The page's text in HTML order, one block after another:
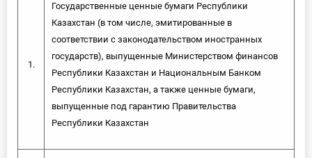
1.
Государственные ценные бумаги Республики
Казахстан (в том числе, эмитированные в
соответствии с законодательством иностранных
государств), выпущенные Министерством финансов
Республики Казахстан и Национальным Банком
Республики Казахстан, а также ценные бумаги,
выпущенные под гарантию Правительства
Республики Казахстан